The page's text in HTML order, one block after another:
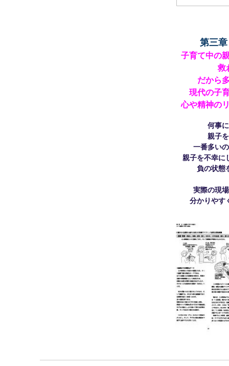
第三
子育て中の
救
だから
現代の子
心や精神の
何事
親子
一番多い
親子を不幸に
負の状態
実際の現
分かりやす